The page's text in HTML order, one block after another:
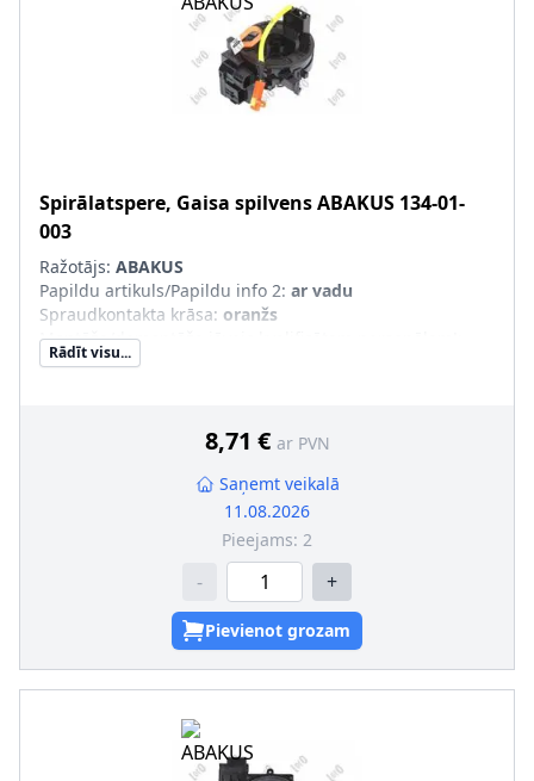
Spirālatspere, Gaisa spilvensABAKUS 134-01-
003
Ražotājs: ABAKUS
Papildu artikuls/Papildu info 2: ar vadu
Spraudkontakta krāsa: oranžs
Montāža/demontāža jāveic kvalificētam personālam!
Rādīt visu...
8,71 € ar PVN
Saņemt veikalā
11.08.2026
Pieejams: 2
- +
Pievienot grozam